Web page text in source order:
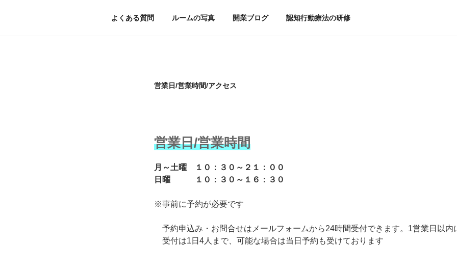
よくある質問 ルームの写真 開業ブログ 認知行動療法の研修
営業日/営業時間/アクセス
営業日/営業時間
月～土曜 １０：３０～２１：００
日曜 １０：３０～１６：３０
※事前に予約が必要です
予約申込み・お問合せはメールフォームから24時間受付できます。1営業日以内
受付は1日4人まで、可能な場合は当日予約も受けております